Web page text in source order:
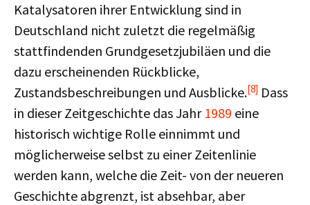
Katalysatoren ihrer Entwicklung sind in
Deutschland nicht zuletzt die regelmäßig
stattfindenden Grundgesetzjubiläen und die
dazu erscheinenden Rückblicke,
Zustandsbeschreibungen und Ausblicke.[8] Dass
in dieser Zeitgeschichte das Jahr 1989 eine
historisch wichtige Rolle einnimmt und
möglicherweise selbst zu einer Zeitenlinie
werden kann, welche die Zeit- von der neueren
Geschichte abgrenzt, ist absehbar, aber